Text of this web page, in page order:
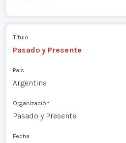
Título
Pasado y Presente
País
Argentina
Organización
Pasado y Presente
Fecha